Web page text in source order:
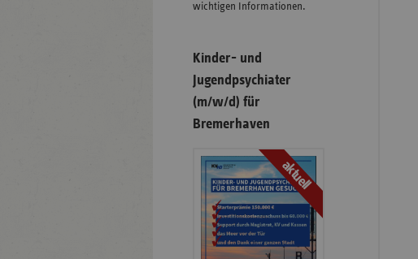
wichtigen Informationen.
Kinder- und
Jugendpsychiater
(m/w/d) für
Bremerhaven
aktuell